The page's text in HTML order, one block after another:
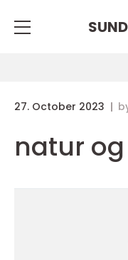
27. October 2023
natur